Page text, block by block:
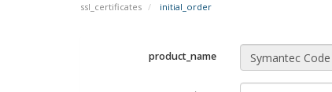
ssl_certificates initial_order
product_name